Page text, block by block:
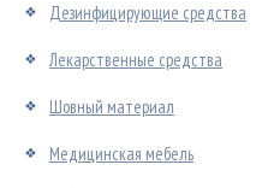
Дезинфицирующие средства
Лекарственные средства
Шовный материал
Медицинская мебель